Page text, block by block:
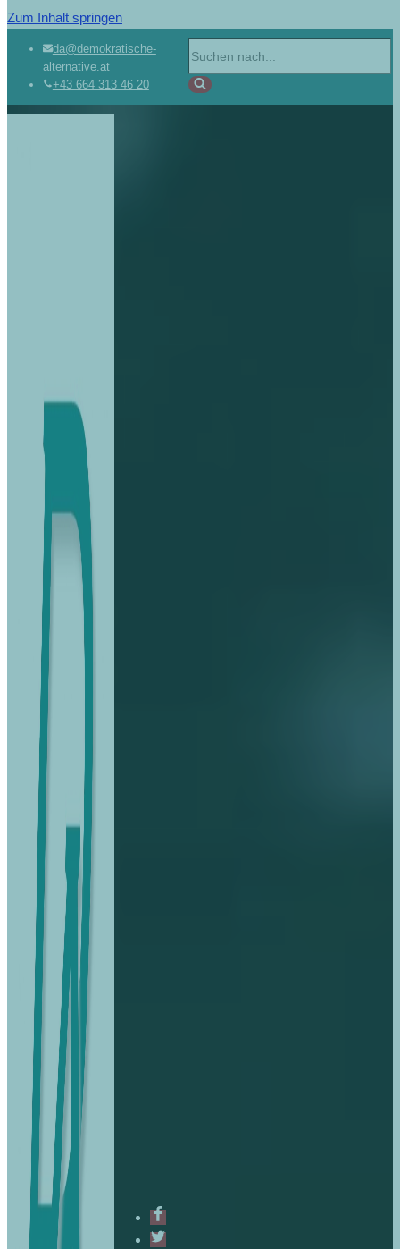
Zum Inhalt springen
da@demokratische-
alternative.at
+43 664 313 46 20